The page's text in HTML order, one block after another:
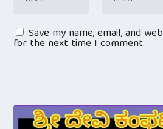
Save my name, email, and
for the next time I comment.